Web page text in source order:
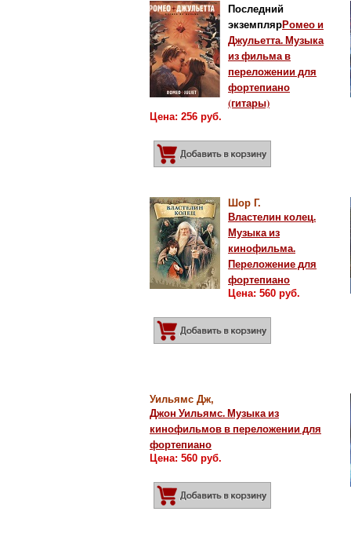
Последний
экземплярРомео и
Джульетта. Музыка
из фильма в
переложении для
фортепиано
(гитары)
Цена: 256 руб.
Шор Г.
Властелин колец.
Музыка из
кинофильма.
Переложение для
фортепиано
Цена: 560 руб.
Уильямс Дж,
Джон Уильямс. Музыка из
кинофильмов в переложении для
фортепиано
Цена: 560 руб.
Добавить в